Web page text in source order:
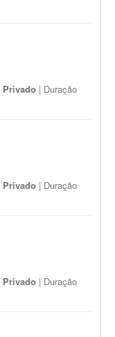
Privado | Duração
Privado | Duração
Privado | Duração